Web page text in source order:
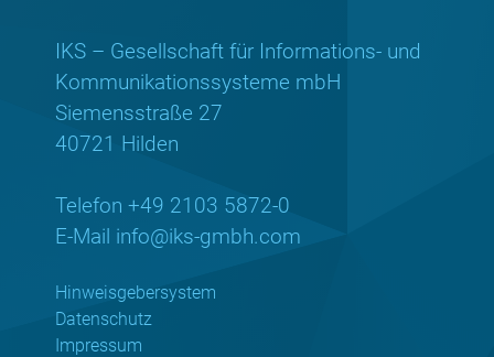
IKS – Gesellschaft für Informations- und
Kommunikationssysteme mbH
Siemensstraße 27
40721 Hilden
Telefon +49 2103 5872-0
E-Mail info@iks-gmbh.com
Hinweisgebersystem
Datenschutz
Impressum